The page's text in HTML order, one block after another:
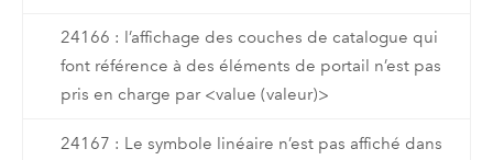
24166 : l’affichage des couches de catalogue qui
font référence à des éléments de portail n’est pas
pris en charge par <value (valeur)>
24167 : Le symbole linéaire n’est pas affiché dans